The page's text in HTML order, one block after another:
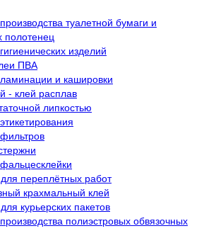
туалетной бумаги и
изделий
ПВА
и кашировки
- клей расплав
липкостью
переплётных работ
крахмальный клей
курьерских пакетов
полиэстровых обвязочных